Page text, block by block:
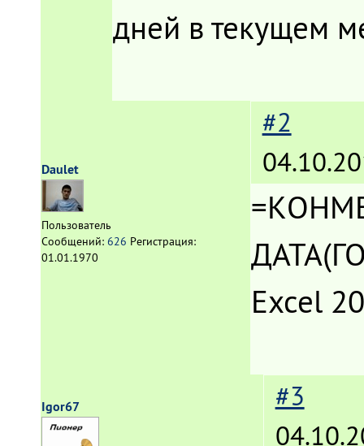
дней в текущем
Daulet
Пользователь
Сообщений: 626 Регистрация:
01.01.1970
#2
Excel
Igor67
#3